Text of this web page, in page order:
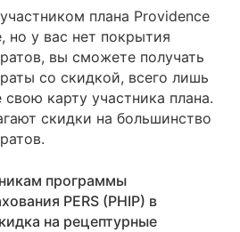
плана Providence
но у вас нет покрытия
вы сможете получать
со скидкой, всего лишь
свою карту участника плана.
скидки на большинство
программы
PERS (PHIP) в
на рецептурные